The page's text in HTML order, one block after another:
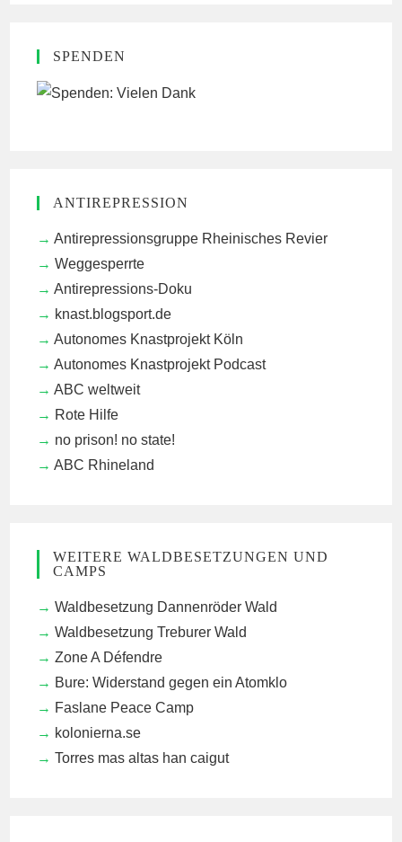
SPENDEN
ANTIREPRESSION
Antirepressionsgruppe Rheinisches Revier
Weggesperrte
Antirepressions-Doku
knast.blogsport.de
Autonomes Knastprojekt Köln
Autonomes Knastprojekt Podcast
ABC weltweit
Rote Hilfe
no prison! no state!
ABC Rhineland
WEITERE WALDBESETZUNGEN UND
CAMPS
Waldbesetzung Dannenröder Wald
Waldbesetzung Treburer Wald
Zone A Défendre
Bure: Widerstand gegen ein Atomklo
Faslane Peace Camp
kolonierna.se
Torres mas altas han caigut